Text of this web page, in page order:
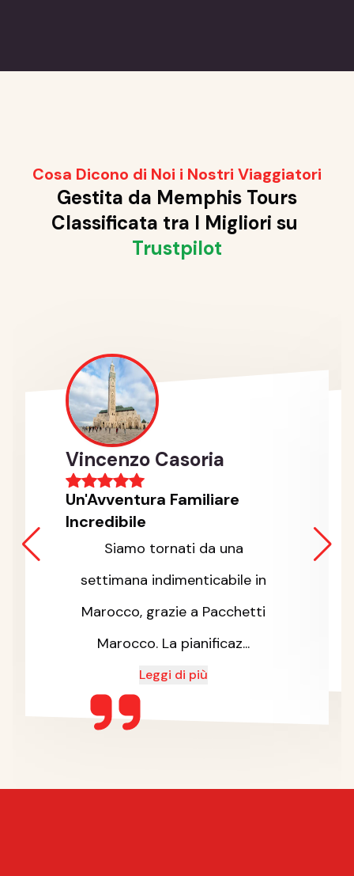
Cosa Dicono di Noi i Nostri Viaggiatori
Gestita da Memphis Tours
Classificata tra I Migliori su
Trustpilot
Vincenzo Casoria
Un'Avventura Familiare
Incredibile
Siamo tornati da una
settimana indimenticabile in
Marocco, grazie a Pacchetti
Marocco. La pianificaz...
Leggi di più